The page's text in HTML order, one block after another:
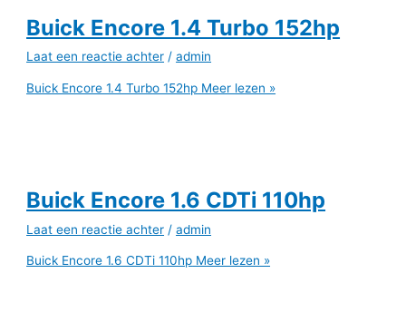
Buick Encore 1.4 Turbo 152hp
Laat een reactie achter /admin
Buick Encore 1.4 Turbo 152hp Meer lezen »
Buick Encore 1.6 CDTi 110hp
Laat een reactie achter /admin
Buick Encore 1.6 CDTi 110hp Meer lezen »